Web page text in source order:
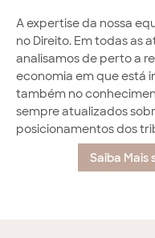
A expertise da nossa
no Direito. Em todas as
analisamos de perto a
economia em que está
também no
sempre atualizados
posicionamentos dos
Saiba Mais